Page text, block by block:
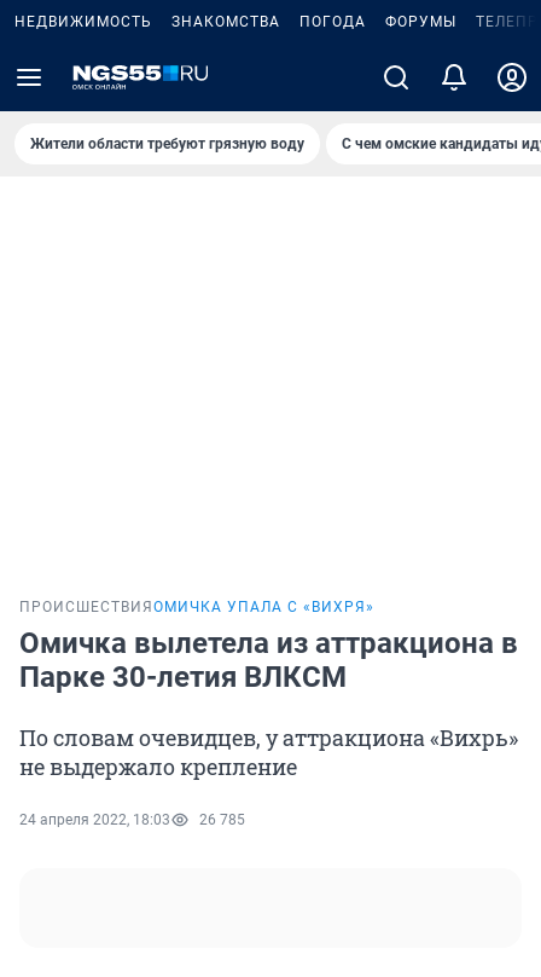
НЕДВИЖИМОСТЬ ЗНАКОМСТВА ПОГОДА ФОРУМЫ
Жители области требуют грязную воду С чем омские кандидаты
ПРОИСШЕСТВИЯ ОМИЧКА УПАЛА С «ВИХРЯ»
Омичка вылетела из аттракциона в
Парке 30-летия ВЛКСМ
По словам очевидцев, у аттракциона «Вихрь»
не выдержало крепление
24 апреля 2022, 18:03 26 785